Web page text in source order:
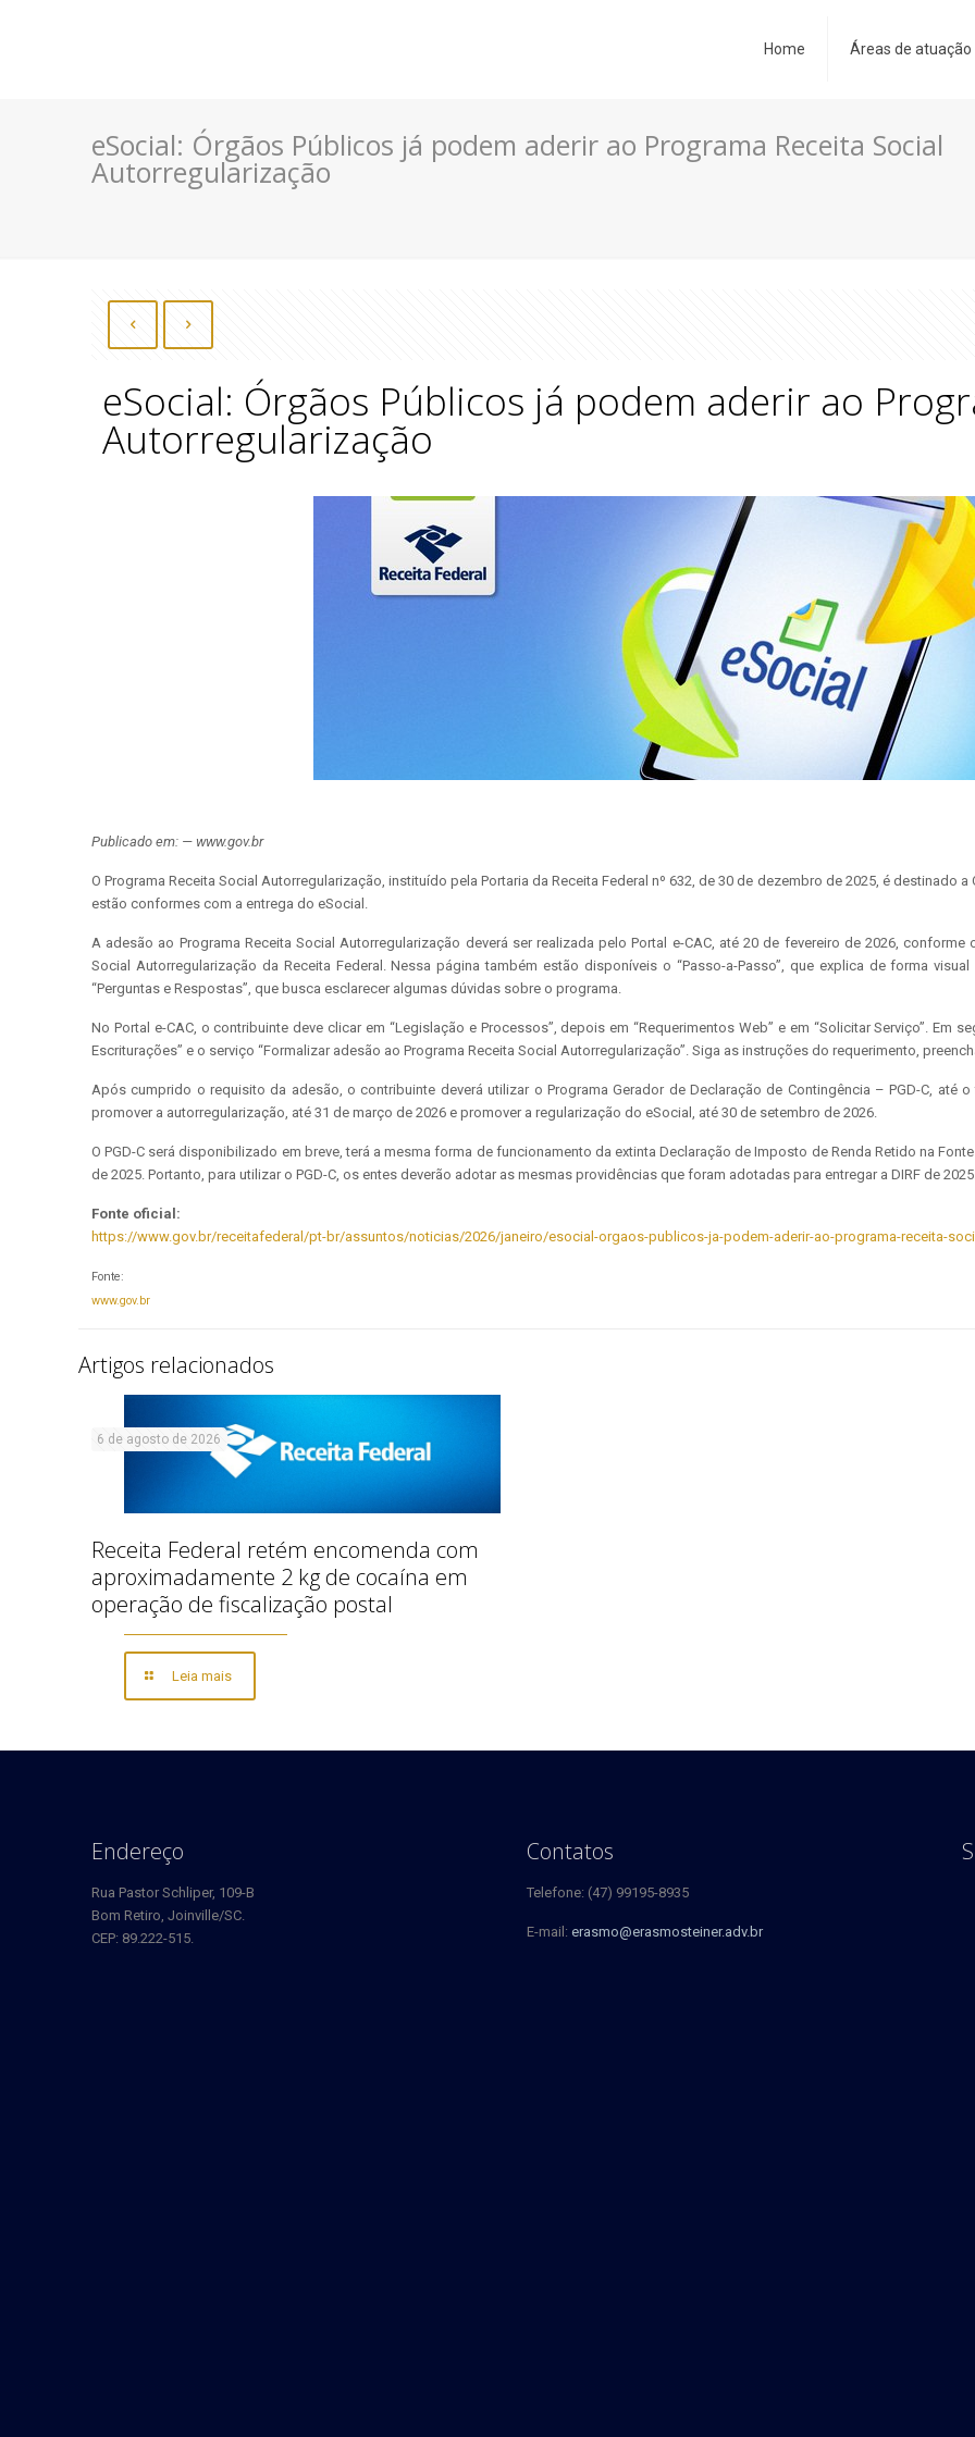
Home Áreas de atuação
eSocial: Órgãos Públicos já podem aderir ao Programa Receita Social
Autorregularização
eSocial: Órgãos Públicos já podem aderir ao
Autorregularização
Publicado em: — www.gov.br
O Programa Receita Social Autorregularização, instituído pela Portaria da Receita Federal nº 632, de 30 de dezembro de 2025, é destinado
estão conformes com a entrega do eSocial.
A adesão ao Programa Receita Social Autorregularização deverá ser realizada pelo Portal e-CAC, até 20 de fevereiro de 2026,
Social Autorregularização da Receita Federal. Nessa página também estão disponíveis o “Passo-a-Passo”, que explica de forma
“Perguntas e Respostas”, que busca esclarecer algumas dúvidas sobre o programa.
No Portal e-CAC, o contribuinte deve clicar em “Legislação e Processos”, depois em “Requerimentos Web” e em “Solicitar Serviço”. Em
Escriturações” e o serviço “Formalizar adesão ao Programa Receita Social Autorregularização”. Siga as instruções do requerimento,
Após cumprido o requisito da adesão, o contribuinte deverá utilizar o Programa Gerador de Declaração de Contingência – PGD-C, até
promover a autorregularização, até 31 de março de 2026 e promover a regularização do eSocial, até 30 de setembro de 2026.
O PGD-C será disponibilizado em breve, terá a mesma forma de funcionamento da extinta Declaração de Imposto de Renda Retido na
de 2025. Portanto, para utilizar o PGD-C, os entes deverão adotar as mesmas providências que foram adotadas para entregar a DIRF de
Fonte oficial:
https://www.gov.br/receitafederal/pt-br/assuntos/noticias/2026/janeiro/esocial-orgaos-publicos-ja-podem-aderir-ao-programa-receita-
Fonte:
www.gov.br
Artigos relacionados
6 de agosto de 2026
Receita Federal retém encomenda com
aproximadamente 2 kg de cocaína em
operação de fiscalização postal
Leia mais
Endereço
Rua Pastor Schliper, 109-B
Bom Retiro, Joinville/SC.
CEP: 89.222-515.
Contatos
Telefone: (47) 99195-8935
E-mail: erasmo@erasmosteiner.adv.br